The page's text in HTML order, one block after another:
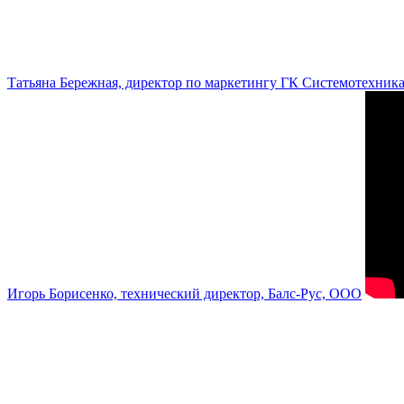
Татьяна Бережная, директор по маркетингу ГК Системотехника
Игорь Борисенко, технический директор, Балс-Рус, ООО